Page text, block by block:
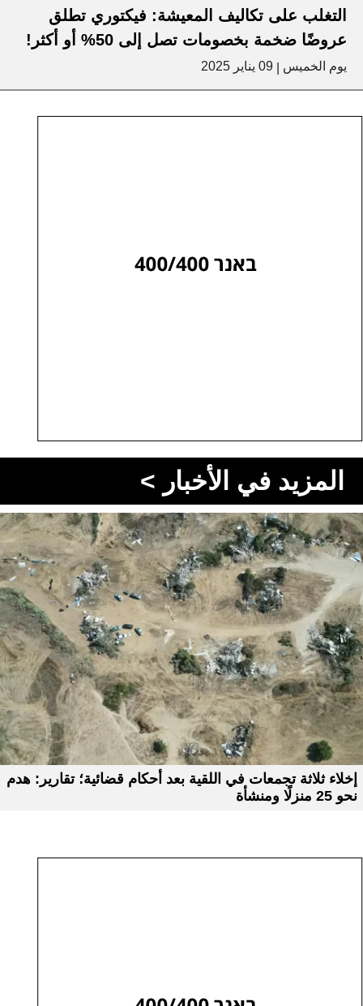
التغلب على تكاليف المعيشة: فيكتوري تطلق
عروضًا ضخمة بخصومات تصل إلى 50% أو أكثر!
يوم الخميس 09 يناير 2025
المزيد في الأخبار >
إخلاء ثلاثة تجمعات في اللقية بعد أحكام قضائية؛ تقارير: هدم
نحو 25 منزلًا ومنشأة